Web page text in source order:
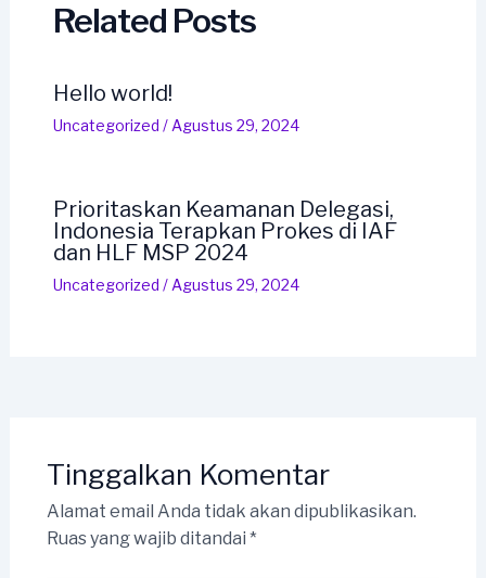
Related Posts
Hello world!
Uncategorized / Agustus 29, 2024
Prioritaskan Keamanan Delegasi,
Indonesia Terapkan Prokes di IAF
dan HLF MSP 2024
Uncategorized / Agustus 29, 2024
Tinggalkan Komentar
Alamat email Anda tidak akan dipublikasikan.
Ruas yang wajib ditandai *